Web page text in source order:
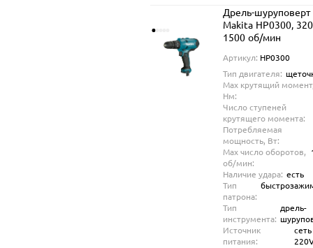
Дрель-шуруповерт
Makita HP0300,
1500 об/мин
Артикул: HP0300
Тип двигателя:
Max крутящий
Нм:
Число ступеней
крутящего момента:
Потребляемая
мощность, Вт:
Max число оборотов,
об/мин:
Наличие удара: есть
Тип
патрона:
Тип
инструмента:
дрель-
Источник
питания:
сеть